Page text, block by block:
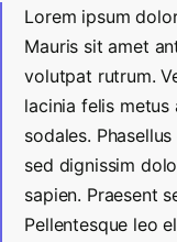
Lorem ipsum
Mauris sit amet
volutpat rutrum.
lacinia felis
sodales.
sed dignissim
sapien. Praesent
Pellentesque leo